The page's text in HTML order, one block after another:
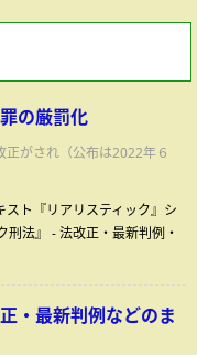
の厳罰化
がされ（公布は2022年６
スト『リアリスティック』シ
法』 -法改正・最新判例・
・最新判例などのま